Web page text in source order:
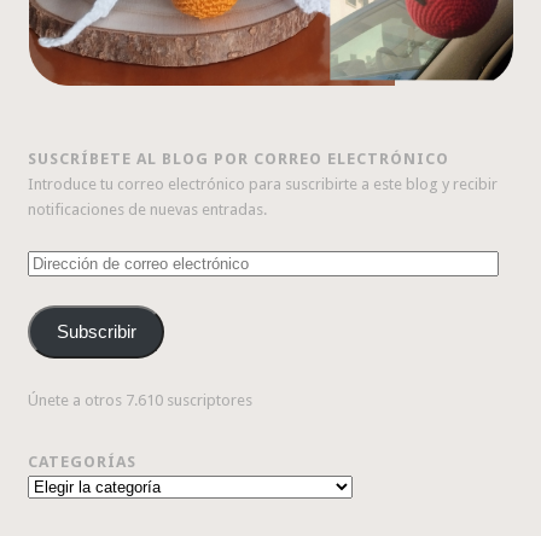
SUSCRÍBETE AL BLOG POR CORREO ELECTRÓNICO
Introduce tu correo electrónico para suscribirte a este blog y recibir
notificaciones de nuevas entradas.
Dirección
correo
electrónico
Subscribir
Únete a otros 7.610 suscriptores
CATEGORÍAS
Categorías